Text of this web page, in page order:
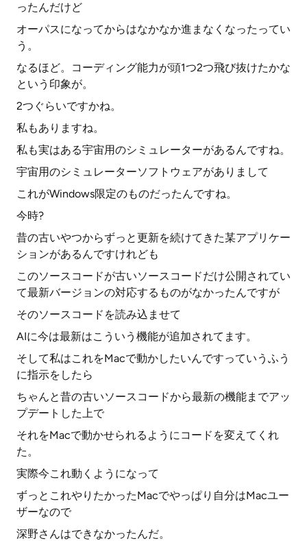
ったんだけど
オーパスになってからはなかなか進まなくなったってい
う。
なるほど。コーディング能力が頭1つ2つ飛び抜けたかな
という印象が。
2つぐらいですかね。
私もありますね。
私も実はある宇宙用のシミュレーターがあるんですね。
宇宙用のシミュレーターソフトウェアがありまして
これがWindows限定のものだったんですね。
今時?
昔の古いやつからずっと更新を続けてきた某アプリケー
ションがあるんですけれども
このソースコードが古いソースコードだけ公開されてい
て最新バージョンの対応するものがなかったんですが
そのソースコードを読み込ませて
AIに今は最新はこういう機能が追加されてます。
そして私はこれをMacで動かしたいんですっていうふう
に指示をしたら
ちゃんと昔の古いソースコードから最新の機能までアッ
プデートした上で
それをMacで動かせられるようにコードを変えてくれ
た。
実際今これ動くようになって
ずっとこれやりたかったMacでやっぱり自分はMacユー
ザーなので
深野さんはできなかったんだ。